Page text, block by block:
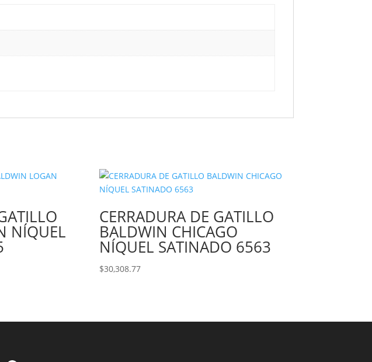
NÍQUEL
CERRADURA DE GATILLO
BALDWIN CHICAGO
NÍQUEL SATINADO 6563
$30,308.77